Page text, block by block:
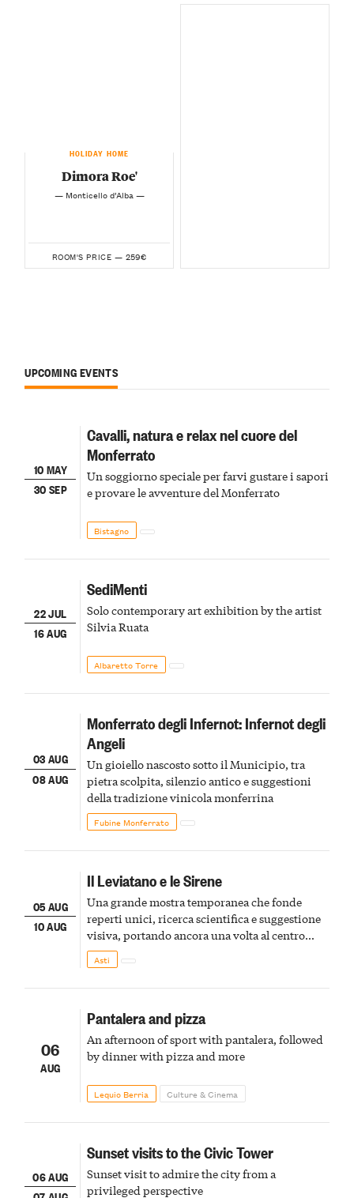
HOLIDAY HOME
Dimora Roe'
— Monticello d’Alba —
ROOM'S PRICE — 259€
UPCOMING EVENTS
10 MAY
30 SEP
Cavalli, natura e relax nel cuore del
Monferrato
Un soggiorno speciale per farvi gustare i sapori
e provare le avventure del Monferrato
Bistagno
22 JUL
16 AUG
SediMenti
Solo contemporary art exhibition by the artist
Silvia Ruata
Albaretto Torre
03 AUG
08 AUG
Monferrato degli Infernot: Infernot degli
Angeli
Un gioiello nascosto sotto il Municipio, tra
pietra scolpita, silenzio antico e suggestioni
della tradizione vinicola monferrina
Fubine Monferrato
05 AUG
10 AUG
Il Leviatano e le Sirene
Una grande mostra temporanea che fonde
reperti unici, ricerca scientifica e suggestione
visiva, portando ancora una volta al centro
della scena le meraviglie del passato astigiano
Asti
06
AUG
Pantalera and pizza
An afternoon of sport with pantalera, followed
by dinner with pizza and more
Lequio Berria Culture & Cinema
06 AUG
Sunset visits to the Civic Tower
Sunset visit to admire the city from a
privileged perspective